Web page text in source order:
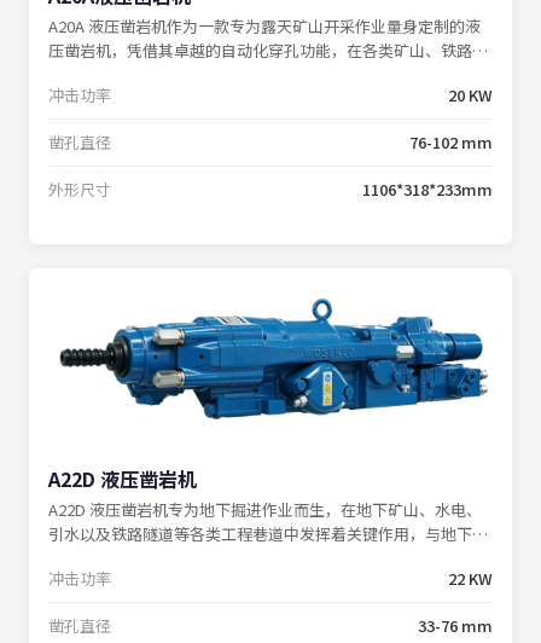
A20A 液压凿岩机作为一款专为露天矿山开采作业量身定制的液
压凿岩机，凭借其卓越的自动化穿孔功能，在各类矿山、铁路以
辅助时间，为钻孔效率的提升注入强劲动力。
冲击功率 20 KW
凿孔直径 76-102 mm
外形尺寸 1106*318*233mm
A22D 液压凿岩机
A22D 液压凿岩机专为地下掘进作业而生，在地下矿山、水电、
引水以及铁路隧道等各类工程巷道中发挥着关键作用，与地下矿
冲击功率
22 KW
凿孔直径 33-76 mm